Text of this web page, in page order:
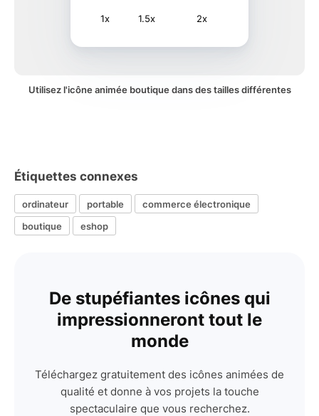
1x 1.5x 2x
Utilisez l'icône animée boutique dans des tailles différentes
Étiquettes connexes
ordinateur portable
commerce électronique
boutique
eshop
De stupéfiantes icônes qui
impressionneront tout le
monde
Téléchargez gratuitement des icônes animées de
qualité et donne à vos projets la touche
spectaculaire que vous recherchez.